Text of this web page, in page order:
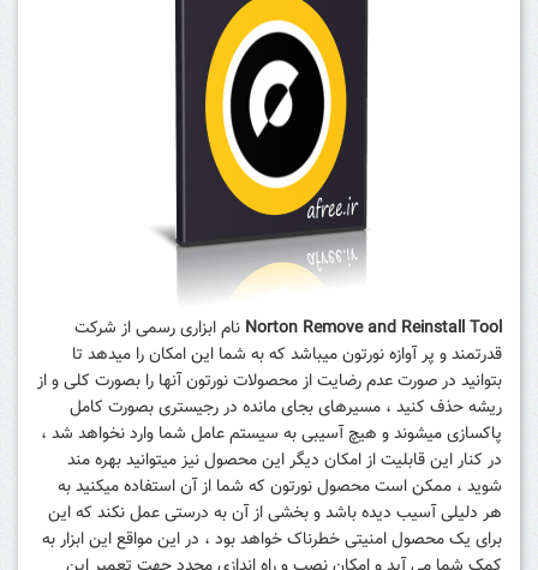
Norton Remove and Reinstall Tool نام ابزاری رسمی از شرکت
قدرتمند و پر آوازه نورتون میباشد که به شما این امکان را میدهد تا
بتوانید در صورت عدم رضایت از محصولات نورتون آنها را بصورت کلی و از
ریشه حذف کنید ، مسیرهای بجای مانده در رجیستری بصورت کامل
پاکسازی میشوند و هیچ آسیبی به سیستم عامل شما وارد نخواهد شد ،
در کنار این قابلیت از امکان دیگر این محصول نیز میتوانید بهره مند
شوید ، ممکن است محصول نورتون که شما از آن استفاده میکنید به
هر دلیلی آسیب دیده باشد و بخشی از آن به درستی عمل نکند که این
برای یک محصول امنیتی خطرناک خواهد بود ، در این مواقع این ابزار به